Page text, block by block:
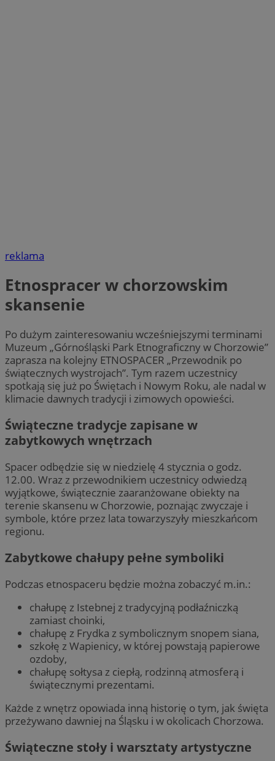
reklama
Etnospracer w chorzowskim
skansenie
Po dużym zainteresowaniu wcześniejszymi terminami
Muzeum „Górnośląski Park Etnograficzny w Chorzowie”
zaprasza na kolejny ETNOSPACER „Przewodnik po
świątecznych wystrojach”. Tym razem uczestnicy
spotkają się już po Świętach i Nowym Roku, ale nadal w
klimacie dawnych tradycji i zimowych opowieści.
Świąteczne tradycje zapisane w
zabytkowych wnętrzach
Spacer odbędzie się w niedzielę 4 stycznia o godz.
12.00. Wraz z przewodnikiem uczestnicy odwiedzą
wyjątkowe, świątecznie zaaranżowane obiekty na
terenie skansenu w Chorzowie, poznając zwyczaje i
symbole, które przez lata towarzyszyły mieszkańcom
regionu.
Zabytkowe chałupy pełne symboliki
Podczas etnospaceru będzie można zobaczyć m.in.:
chałupę z Istebnej z tradycyjną podłaźniczką
zamiast choinki,
chałupę z Frydka z symbolicznym snopem siana,
szkołę z Wapienicy, w której powstają papierowe
ozdoby,
chałupę sołtysa z ciepłą, rodzinną atmosferą i
świątecznymi prezentami.
Każde z wnętrz opowiada inną historię o tym, jak święta
przeżywano dawniej na Śląsku i w okolicach Chorzowa.
Świąteczne stoły i warsztaty artystyczne